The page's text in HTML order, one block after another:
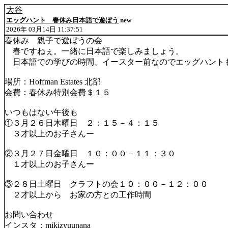
大谷
エッグハント 春休み日本語で遊ぼう new
2026年 03月14日 11:37:51
春休み 親子で遊ぼうの会
春ですねぇ。一緒に日本語で楽しみましょう。
日本語での学びの時間、イースター前なのでエッグハント
場所：Hoffman Estates 北部
会費：春休み特別会費＄１５
いつもはない午後も
①３月２６日木曜日 ２：１５－４：１５
３才以上のお子さんー
②３月２７日金曜日 １０：００－１１：３０
１才以上のお子さんー
③２８日土曜日 クラフトの会１０：００－１２：００
２才以上から お家の方との工作時間
お問い合わせ
インスタ：mikizyuunana